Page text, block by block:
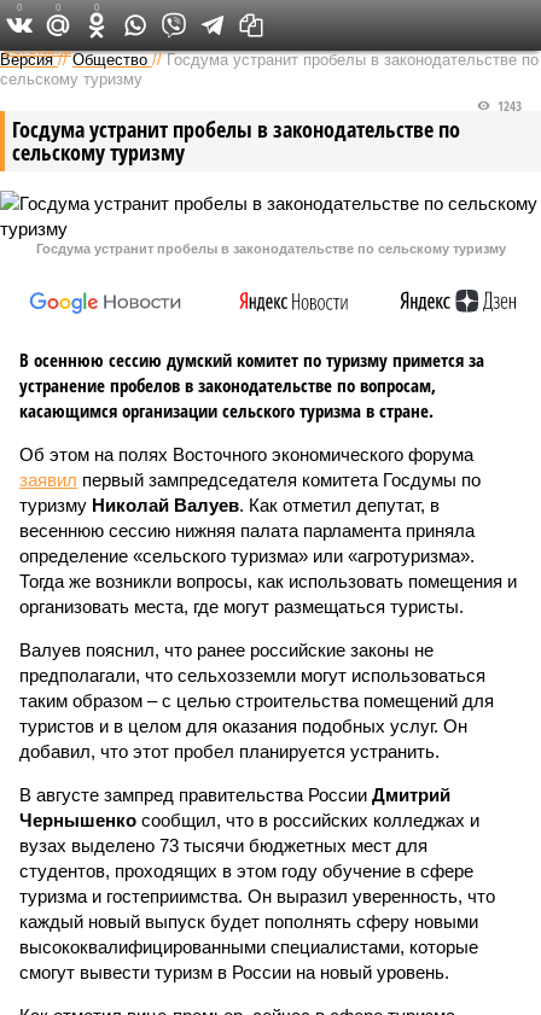
Федеральный выпуск
Версия //Общество //Госдума устранит пробелы в законодательстве по
сельскому туризму
Госдума устранит пробелы в законодательстве по
сельскому туризму
1243
Госдума устранит пробелы в законодательстве по сельскому туризму
В осеннюю сессию думский комитет по туризму примется за
устранение пробелов в законодательстве по вопросам,
касающимся организации сельского туризма в стране.
Об этом на полях Восточного экономического форума
заявил первый зампредседателя комитета Госдумы по
туризму Николай Валуев. Как отметил депутат, в
весеннюю сессию нижняя палата парламента приняла
определение «сельского туризма» или «агротуризма».
Тогда же возникли вопросы, как использовать помещения и
организовать места, где могут размещаться туристы.
Валуев пояснил, что ранее российские законы не
предполагали, что сельхозземли могут использоваться
таким образом – с целью строительства помещений для
туристов и в целом для оказания подобных услуг. Он
добавил, что этот пробел планируется устранить.
В августе зампред правительства России Дмитрий
Чернышенко сообщил, что в российских колледжах и
вузах выделено 73 тысячи бюджетных мест для
студентов, проходящих в этом году обучение в сфере
туризма и гостеприимства. Он выразил уверенность, что
каждый новый выпуск будет пополнять сферу новыми
высококвалифицированными специалистами, которые
смогут вывести туризм в России на новый уровень.
0 0 0